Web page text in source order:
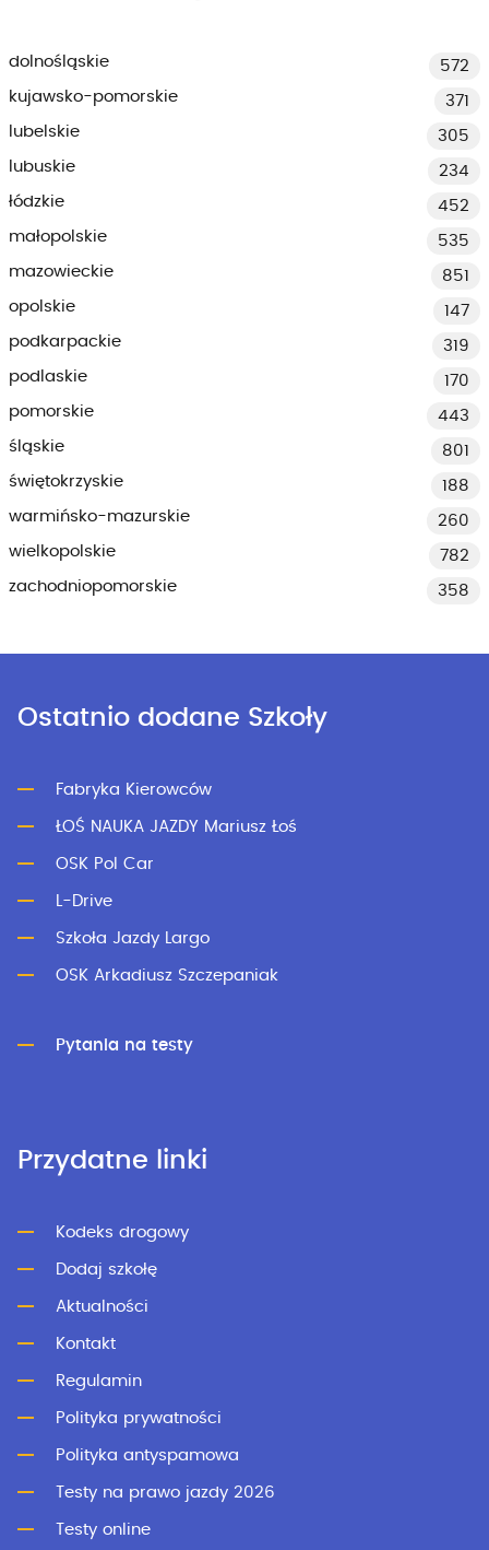
dolnośląskie
572
kujawsko-pomorskie
371
lubelskie
305
lubuskie
234
łódzkie
452
małopolskie
535
mazowieckie
851
opolskie
147
podkarpackie
319
podlaskie
170
pomorskie
443
śląskie
801
świętokrzyskie
188
warmińsko-mazurskie
260
wielkopolskie
782
zachodniopomorskie
358
Ostatnio dodane Szkoły
Fabryka Kierowców
ŁOŚ NAUKA JAZDY Mariusz Łoś
OSK Pol Car
L-Drive
Szkoła Jazdy Largo
OSK Arkadiusz Szczepaniak
Pytania na testy
Przydatne linki
Kodeks drogowy
Dodaj szkołę
Aktualności
Kontakt
Regulamin
Polityka prywatności
Polityka antyspamowa
Testy na prawo jazdy 2026
Testy online